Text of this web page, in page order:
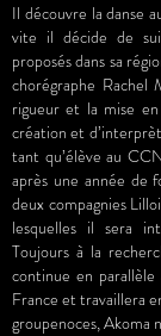
Il découvre la danse
vite il décide de
proposés dans sa
chorégraphe
rigueur et la mise
création et
tant qu’élève au
après une année de
deux compagnies
lesquelles il sera
Toujours à la
continue en
France et travaillera
groupenoces, Akoma